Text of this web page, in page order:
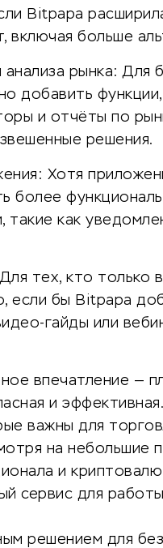
Bitpapa
больше
рынка: Для
добавить функции,
и отчёты по
решения.
Хотя
более
как
тех, кто только
если бы Bitpapa
гайды или
впечатление —
и
важны для
на небольшие
и
сервис для
решением для